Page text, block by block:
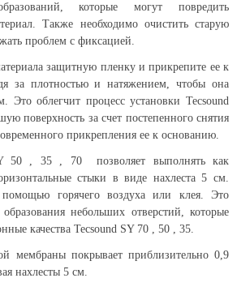
которые могут повредить
Также необходимо очистить старую
проблем с фиксацией.
защитную пленку и прикрепите ее к
за плотностью и натяжением, чтобы она
Это облегчит процесс установки Tecsound
поверхность за счет постепенного снятия
прикрепления ее к основанию.
50 , 35 , 70 позволяет выполнять как
стыки в виде нахлеста 5 см.
горячего воздуха или клея. Это
небольших отверстий, которые
качества Tecsound SY 70 , 50 , 35.
мембраны покрывает приблизительно 0,9
нахлесты 5 см.